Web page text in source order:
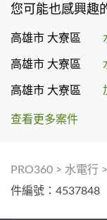
您可能也感興趣
高雄市 大寮區
高雄市 大寮區
高雄市 大寮區
查看更多案件
PRO360 > 水電行 >
件編號：4537848